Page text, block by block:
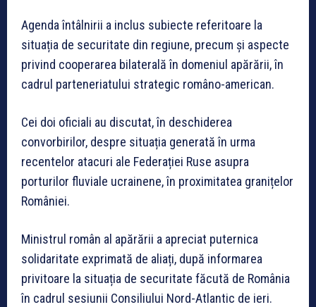
Agenda întâlnirii a inclus subiecte referitoare la
situația de securitate din regiune, precum și aspecte
privind cooperarea bilaterală în domeniul apărării, în
cadrul parteneriatului strategic româno-american.
Cei doi oficiali au discutat, în deschiderea
convorbirilor, despre situația generată în urma
recentelor atacuri ale Federației Ruse asupra
porturilor fluviale ucrainene, în proximitatea granițelor
României.
Ministrul român al apărării a apreciat puternica
solidaritate exprimată de aliați, după informarea
privitoare la situația de securitate făcută de România
în cadrul sesiunii Consiliului Nord-Atlantic de ieri.